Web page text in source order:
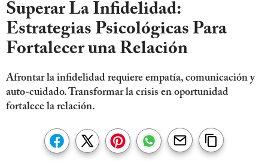
Superar La Infidelidad:
Estrategias Psicológicas Para
Fortalecer una Relación
Afrontar la infidelidad requiere empatía, comunicación y
auto-cuidado. Transformar la crisis en oportunidad
fortalece la relación.